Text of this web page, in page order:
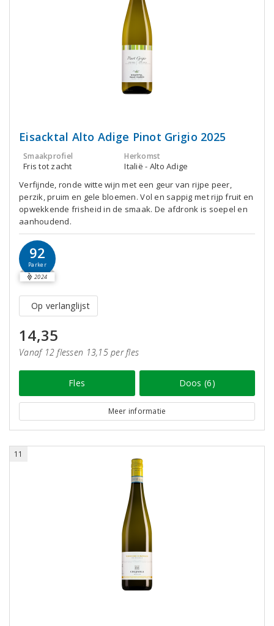
Eisacktal Alto Adige Pinot Grigio 2025
Smaakprofiel
Fris tot zacht
Herkomst
Italië - Alto Adige
Verfijnde, ronde witte wijn met een geur van rijpe peer,
perzik, pruim en gele bloemen. Vol en sappig met rijp fruit en
opwekkende frisheid in de smaak. De afdronk is soepel en
aanhoudend.
92
Parker
2024
Op verlanglijst
14,35
Vanaf 12 flessen 13,15 per fles
Fles Doos (6)
Meer informatie
11